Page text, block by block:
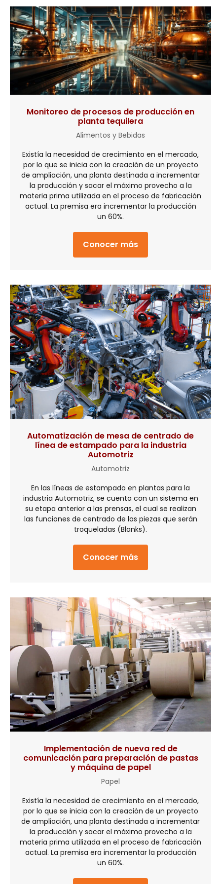
Monitoreo de procesos de producción en
planta tequilera
Alimentos y Bebidas
Existía la necesidad de crecimiento en el mercado,
por lo que se inicia con la creación de un proyecto
de ampliación, una planta destinada a incrementar
la producción y sacar el máximo provecho a la
materia prima utilizada en el proceso de fabricación
actual. La premisa era incrementar la producción
un 60%.
Conocer más
Automatización de mesa de centrado de
línea de estampado para la industria
Automotriz
Automotriz
En las líneas de estampado en plantas para la
industria Automotriz, se cuenta con un sistema en
su etapa anterior a las prensas, el cual se realizan
las funciones de centrado de las piezas que serán
troqueladas (Blanks).
Conocer más
Implementación de nueva red de
comunicación para preparación de pastas
y máquina de papel
Papel
Existía la necesidad de crecimiento en el mercado,
por lo que se inicia con la creación de un proyecto
de ampliación, una planta destinada a incrementar
la producción y sacar el máximo provecho a la
materia prima utilizada en el proceso de fabricación
actual. La premisa era incrementar la producción
un 60%.